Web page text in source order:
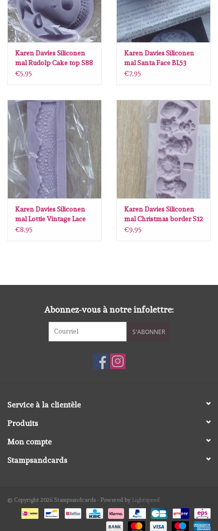
Uitverkoop
Siliconen mal
Spellbinders
Dress My Craft
Uniquely Creative
Juffrouw Muis
Memorybox
Karen Davies Siliconen
mal Rudolp Cake top S88
€5,95
Karen Davies Siliconen
mal Santa Face BL53
€7,95
Karen Davies Siliconen
mal Lottie Vintage Lace
V39
€8,95
Karen Davies Siliconen
mal Christmas border S12
€9,95
Abonnez-vous à notre infolettre:
S'ABONNER
Service à la clientèle
Produits
Mon compte
Stampsandcards
© Copyright 2026 Stampsandcards - Powered by Lightspeed